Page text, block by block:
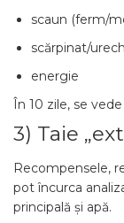
scaun (ferm/
scărpinat/
energie
În 10 zile, se
3) Taie
Recompensele,
pot încurca
principală și apă.